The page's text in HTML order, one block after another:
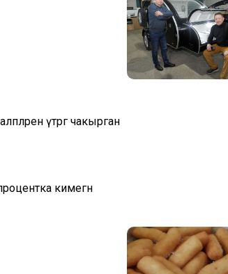
үтәргә чакырган
кимегән